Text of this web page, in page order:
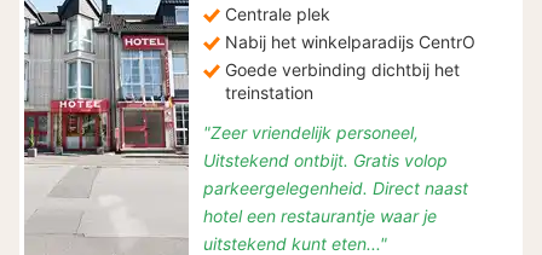
89
Centrale plek
Nabij het winkelparadijs CentrO
Goede verbinding dichtbij het
treinstation
"Zeer vriendelijk personeel,
Uitstekend ontbijt. Gratis volop
parkeergelegenheid. Direct naast
hotel een restaurantje waar je
uitstekend kunt eten..."